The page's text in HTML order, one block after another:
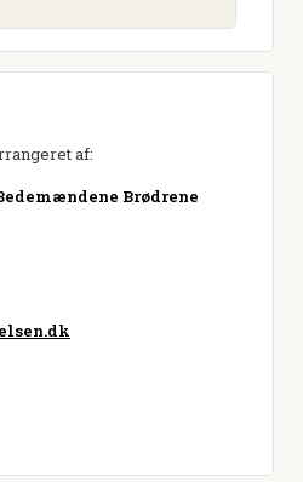
af:
Brødrene